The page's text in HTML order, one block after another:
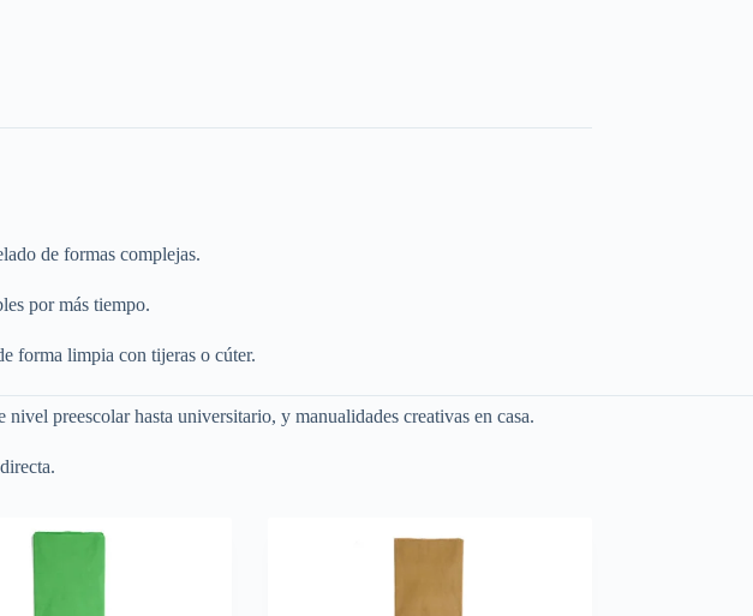
de formas complejas.
por más tiempo.
forma limpia con tijeras o cúter.
preescolar hasta universitario, y manualidades creativas en casa.